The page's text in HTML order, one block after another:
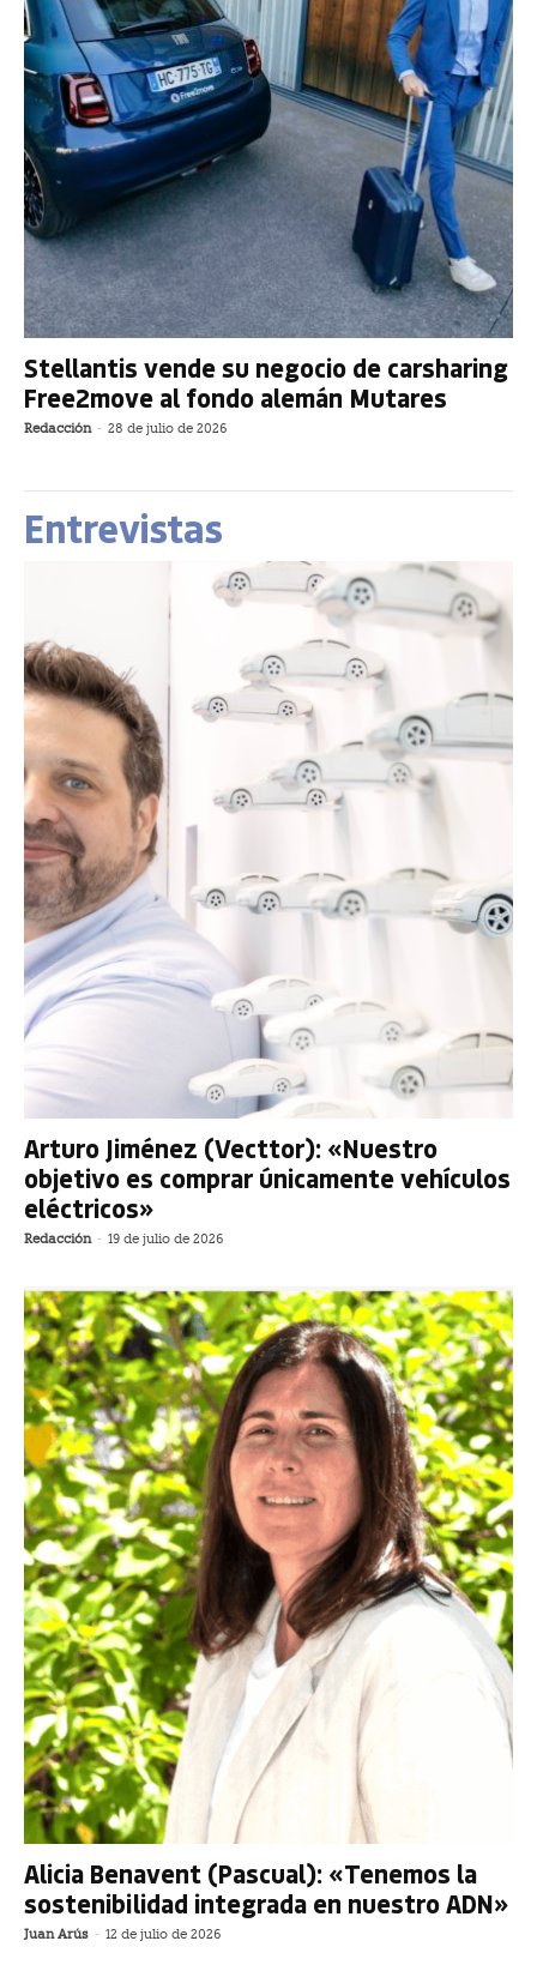
Stellantis vende su negocio de carsharing
Free2move al fondo alemán Mutares
Redacción - 28 de julio de 2026
Entrevistas
Arturo Jiménez (Vecttor): «Nuestro
objetivo es comprar únicamente vehículos
eléctricos»
Redacción - 19 de julio de 2026
Alicia Benavent (Pascual): «Tenemos la
sostenibilidad integrada en nuestro ADN»
Juan Arús - 12 de julio de 2026